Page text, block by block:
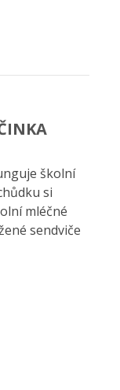
školní
si
mléčné
sendviče